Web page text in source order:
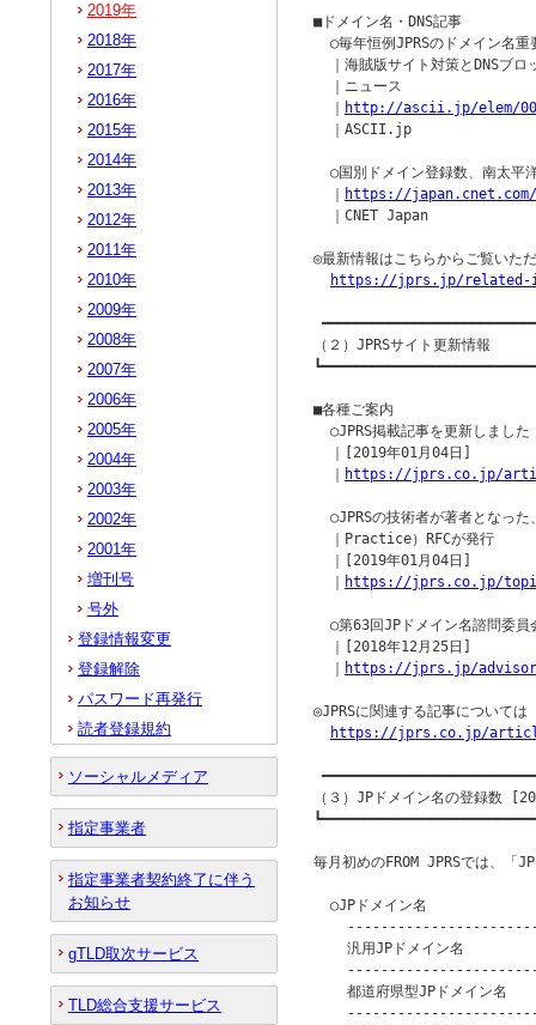
■ドメイン名・DNS記事
○毎年恒例JPRSのドメイン名重
｜海賊版サイト対策とDNSブロ
  ｜ニュース
http://ascii.jp/elem/
  ｜ASCII.jp
○国別ドメイン登録数、南太平
https://
  ｜CNET Japan
◎最新情報はこちらからご覧いた
https://jprs.jp/related-
（２）JPRSサイト更新情報
■各種ご案内
  ○JPRS掲載記事を更新しました
  ｜[2019年01月04日]
https://jprs.co.jp/
○JPRSの技術者が著者となっ
  ｜Practice）RFCが発行
  ｜[2019年01月04日]
https://jprs.co.jp/
○第63回JPドメイン名諮問委員
  ｜[2018年12月25日]
https://jprs.jp/
◎JPRSに関連する記事について
https://jprs.co.jp/
（３）JPドメイン名の登録数
毎月初めのFROM JPRSでは、「
  ○JPドメイン名
汎用JPドメイン名
都道府県型JPドメイン名
2019年
2018年
2017年
2016年
2015年
2014年
2013年
2012年
2011年
2010年
2009年
2008年
2007年
2006年
2005年
2004年
2003年
2002年
2001年
増刊号
号外
登録情報変更
登録解除
パスワード再発行
読者登録規約
ソーシャルメディア
指定事業者
指定事業者契約終了に伴う
お知らせ
gTLD取次サービス
TLD総合支援サービス